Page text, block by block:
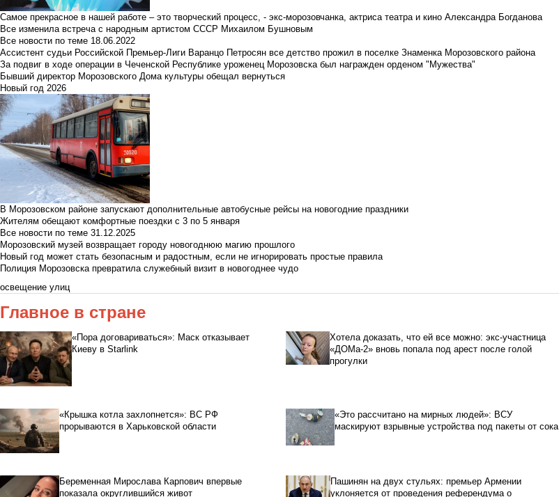
Самое прекрасное в нашей работе – это творческий процесс, - экс-морозовчанка, актриса театра и кино Александра Богданова
Все изменила встреча с народным артистом СССР Михаилом Бушновым
Все новости по теме 18.06.2022
Ассистент судьи Российской Премьер-Лиги Варанцо Петросян все детство прожил в поселке Знаменка Морозовского района
За подвиг в ходе операции в Чеченской Республике уроженец Морозовска был награжден орденом "Мужества"
Бывший директор Морозовского Дома культуры обещал вернуться
Новый год 2026
В Морозовском районе запускают дополнительные автобусные рейсы на новогодние праздники
Жителям обещают комфортные поездки с 3 по 5 января
Все новости по теме 31.12.2025
Морозовский музей возвращает городу новогоднюю магию прошлого
Новый год может стать безопасным и радостным, если не игнорировать простые правила
Полиция Морозовска превратила служебный визит в новогоднее чудо
освещение улиц
Главное в стране
«Пора договариваться»: Маск отказывает
Киеву в Starlink
Хотела доказать, что ей все можно: экс-участница
«ДОМа-2» вновь попала под арест после голой
прогулки
«Крышка котла захлопнется»: ВС РФ
прорываются в Харьковской области
«Это рассчитано на мирных людей»: ВСУ
маскируют взрывные устройства под пакеты от сока
Беременная Мирослава Карпович впервые
показала округлившийся живот
Пашинян на двух стульях: премьер Армении
уклоняется от проведения референдума о